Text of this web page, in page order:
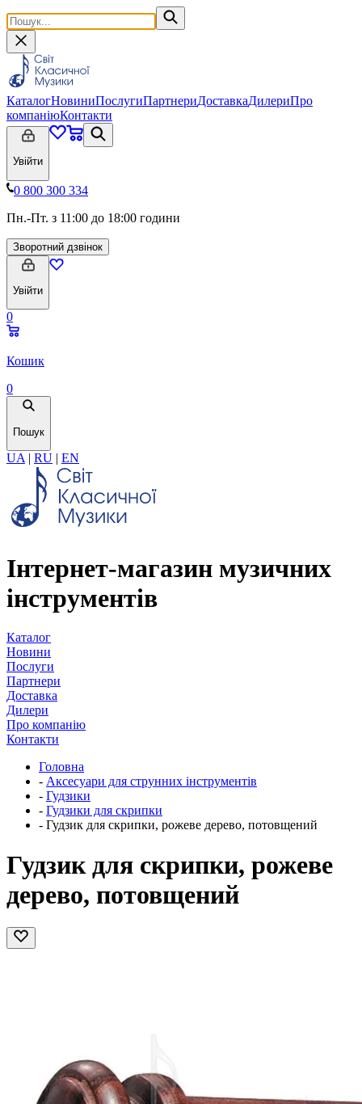
КаталогНовиниПослугиПартнериДоставкаДилериПро
компаніюКонтакти
Увійти
0 800 300 334
Пн.-Пт. з 11:00 до 18:00 години
Зворотний дзвінок
Увійти
0
Кошик
0
Пошук
UA | RU | EN
Інтернет-магазин музичних
інструментів
Каталог
Новини
Послуги
Партнери
Доставка
Дилери
Про компанію
Контакти
Головна
- Аксесуари для струнних інструментів
- Гудзики
- Гудзики для скрипки
- Гудзик для скрипки, рожеве дерево, потовщений
Гудзик для скрипки, рожеве
дерево, потовщений